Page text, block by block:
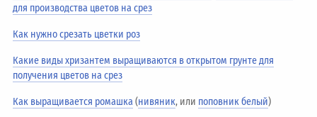
для производства цветов на срез
Как нужно срезать цветки роз
Какие виды хризантем выращиваются в открытом грунте для
получения цветов на срез
Как выращивается ромашка(нивяник, или поповник белый)